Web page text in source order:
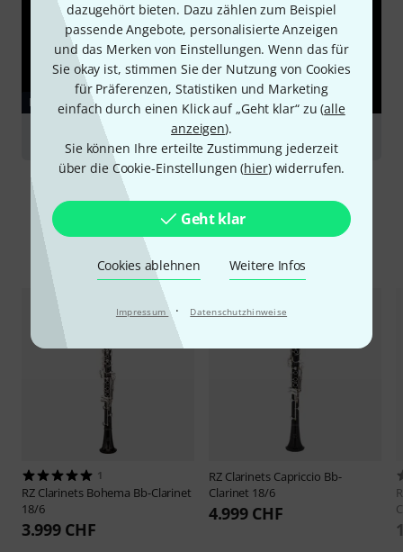
dazugehört bieten. Dazu zählen zum Beispiel
passende Angebote, personalisierte Anzeigen
und das Merken von Einstellungen. Wenn das für
Sie okay ist, stimmen Sie der Nutzung von Cookies
für Präferenzen, Statistiken und Marketing
einfach durch einen Klick auf „Geht klar“ zu (alle
anzeigen).
Sie können Ihre erteilte Zustimmung jederzeit
über die Cookie-Einstellungen (hier) widerrufen.
Geht klar
Cookies ablehnen Weitere Infos
Impressum · Datenschutzhinweise
RATGEBER
Klarinetten
Alternativen vergleichen
1
RZ Clarinets Bohema Bb-Clarinet
18/6
3.999 CHF
RZ Clarinets Capriccio Bb-
Clarinet 18/6
4.999 CHF